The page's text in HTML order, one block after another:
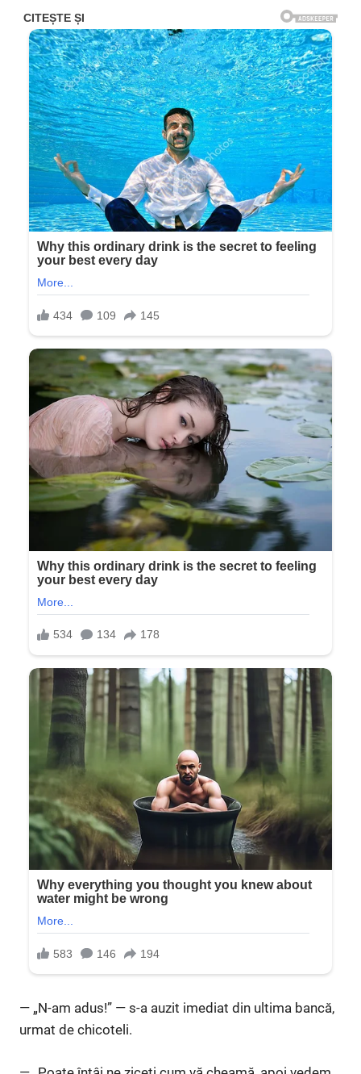
— „N-am adus!” — s-a auzit imediat din ultima bancă,
urmat de chicoteli.